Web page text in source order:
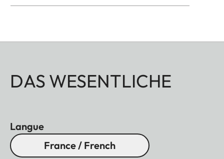
DAS WESENTLICHE
Langue
France / French